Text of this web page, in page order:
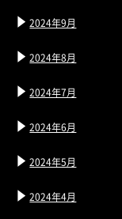
2024年9月
2024年8月
2024年7月
2024年6月
2024年5月
2024年4月